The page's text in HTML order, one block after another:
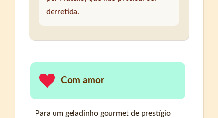
derretida.
Com amor
Para um geladinho gourmet de prestígio